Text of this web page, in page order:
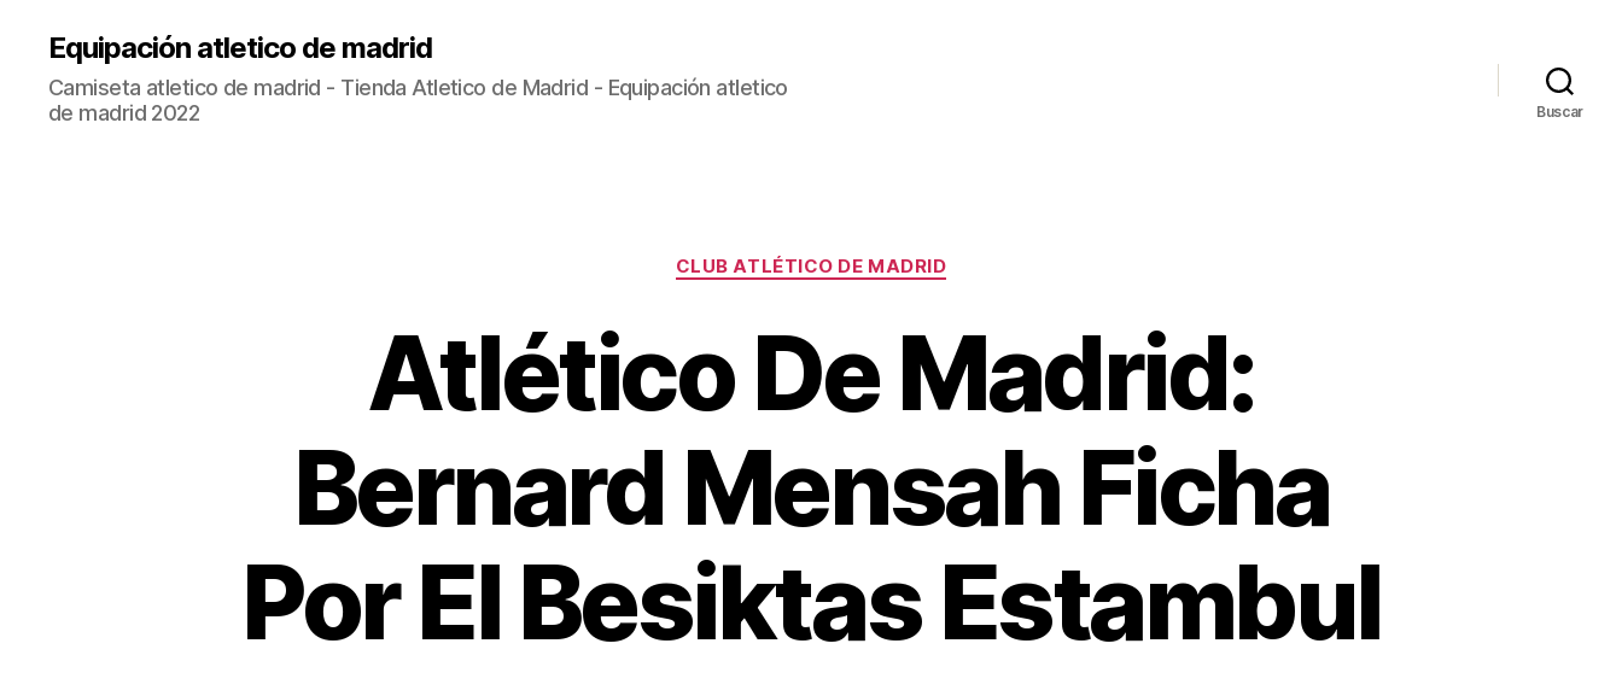
Equipación atletico de madrid
Camiseta atletico de madrid - Tienda Atletico de Madrid - Equipación atletico
de madrid 2022
Buscar
Categorías
CLUB ATLÉTICO DE MADRID
Atlético De Madrid:
Bernard Mensah Ficha
Por El Besiktas Estambul